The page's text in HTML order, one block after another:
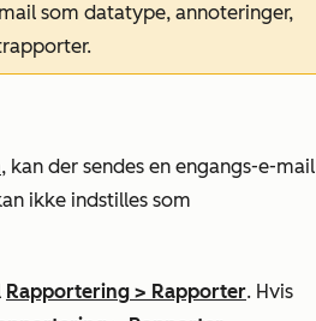
som datatype, annoteringer,
, kan der sendes en engangs-e-mail
ikke indstilles som
Rapportering > Rapporter. Hvis